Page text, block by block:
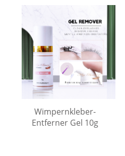
Wimpernkleber-
Entferner Gel 10g